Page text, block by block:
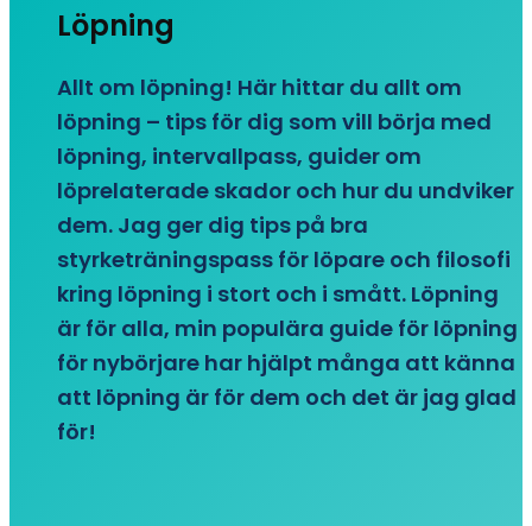
Löpning
Allt om löpning! Här hittar du allt om
löpning – tips för dig som vill börja med
löpning, intervallpass, guider om
löprelaterade skador och hur du undviker
dem. Jag ger dig tips på bra
styrketräningspass för löpare och filosofi
kring löpning i stort och i smått. Löpning
är för alla, min populära guide för löpning
för nybörjare har hjälpt många att känna
att löpning är för dem och det är jag glad
för!